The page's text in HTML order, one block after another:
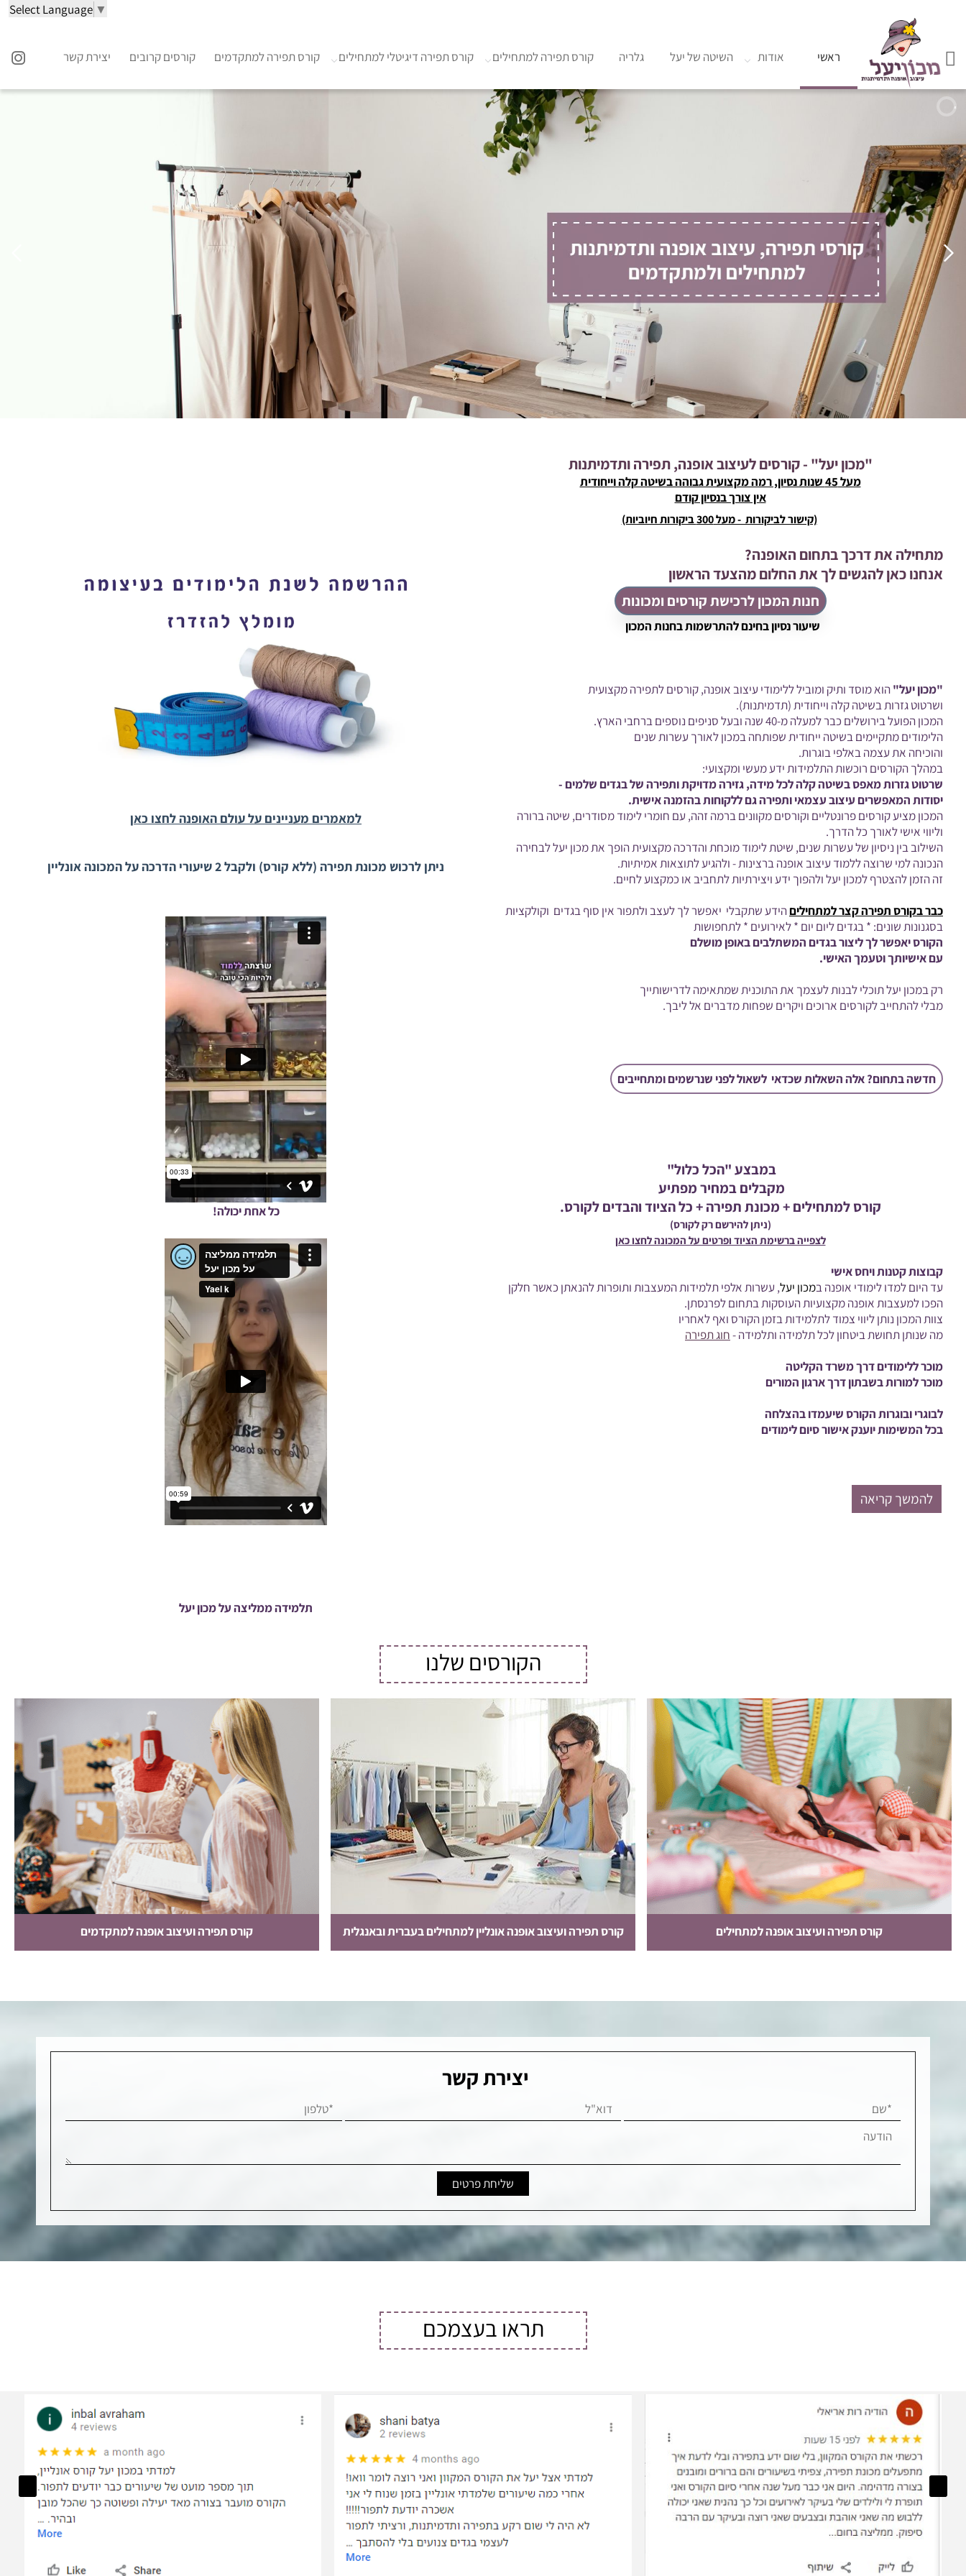
Select Language ▼
ראשי אודות השיטה של יעל גלריה קורס תפירה למתחילים קורס תפירה דיגיטלי למתחילים קורס תפירה למתקדמים קורסים קרובים יצירת קשר
"מכון יעל" - קורסים לעיצוב אופנה, תפירה ותדמיתנות
מעל 45 שנות נסיון, רמה מקצועית גבוהה בשיטה קלה וייחודית
אין צורך בנסיון קודם
(קישור לביקורות - מעל 300 ביקורות חיוביות)
מתחילה את דרכך בתחום האופנה?
אנחנו כאן להגשים לך את החלום מהצעד הראשון
חנות המכון לרכישת קורסים ומכונות
שיעור נסיון בחינם להתרשמות בחנות המכון
"מכון יעל"הוא מוסד ותיק ומוביל ללימודי עיצוב אופנה, קורסים לתפירה מקצועית
ושרטוט גזרות בשיטה קלה וייחודית (תדמיתנות).
המכון הפועל בירושלים כבר למעלה מ-40 שנה
ובעל סניפים נוספים ברחבי הארץ.
הלימודים מתקיימים בשיטה ייחודית שפותחה במכון לאורך עשרות שנים
והוכיחה את עצמה באלפי בוגרות.
במהלך הקורסים רוכשות התלמידות ידע מעשי ומקצועי:
שרטוט גזרות מאפס בשיטה קלה לכל מידה, גזירה מדויקת ותפירה של בגדים שלמים -
יסודות המאפשרים עיצוב עצמאי ותפירה גם ללקוחות בהזמנה אישית.
המכון מציע קורסים פרונטליים וקורסים מקוונים ברמה זהה, עם חומרי לימוד מסודרים, שיטה ברורה
וליווי אישי לאורך כל הדרך.
השילוב בין ניסיון של עשרות שנים, שיטת לימוד מוכחת והדרכה מקצועית הופך את מכון יעל לבחירה
הנכונה למי שרוצה ללמוד עיצוב אופנה ברצינות - ולהגיע לתוצאות אמיתיות.
זה הזמן להצטרף למכון יעל ולהפוך ידע ויצירתיות לתחביב או כמקצוע לחיים.
כבר בקורס תפירה קצר למתחיליםהידע שתקבלי יאפשר לך לעצב ולתפור אין סוף בגדים וקולקציות
בסגנונות שונים: * בגדים ליום יום * לאירועים * לתחפושות
הקורס יאפשרלך ליצור בגדים המשתלביםבאופן מושלם
עם אישיותך וטעמך האישי.
רק במכון יעל תוכלי לבנות לעצמך את התוכנית שמתאימה לדרישותייך
מבלי להתחייב לקורסים ארוכים ויקרים שפחות מדברים אל ליבך.
חדשה בתחום? אלה השאלות שכדאי לשאול לפני שנרשמים ומתחייבים
במבצע "הכל כלול"
מקבלים במחיר מפתיע
קורס למתחילים + מכונת תפירה + כל הציוד והבדים לקורס.
(ניתן להירשם רק לקורס)
לצפייה ברשימת הציוד ופרטים על המכונה לחצו כאן
קבוצות קטנות ויחס אישי
עד היום למדו לימודי אופנה במכון יעל, עשרות אלפי תלמידות המעצבות ותופרות להנאתן כאשר חלקן
הפכו למעצבות אופנה מקצועיות העוסקות בתחום לפרנסתן.
צוות המכון נותן ליווי צמוד לתלמידות בזמן הקורס ואף לאחריו
מה שנותן תחושת ביטחון לכל תלמידה ותלמידה -חוג תפירה
מוכר ללימודים דרך משרד הקליטה
מוכר למורות בשבתון דרך ארגון המורים
לבוגרי ובוגרות הקורס שיעמדו בהצלחה
בכל המשימות יוענק אישור סיום לימודים
להמשך קריאה
למאמרים מעניינים על עולם האופנה לחצו כאן
ניתן לרכוש מכונת תפירה (ללא קורס) ולקבל 2 שיעורי הדרכה על המכונה אונליין
כל אחת יכולה!
תלמידה ממליצה על מכון יעל
הקורסים שלנו
קורס תפירה ועיצוב אופנה למתחילים קורס תפירה ועיצוב אופנה אונליין למתחילים בעברית ובאנגלית קורס תפירה ועיצוב אופנה למתקדמים
יצירת קשר
תראו בעצמכם